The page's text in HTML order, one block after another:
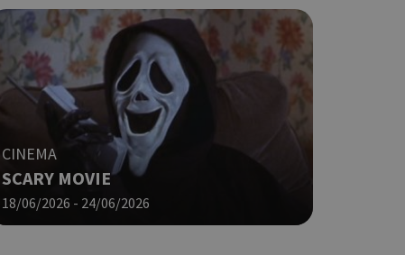
CINEMA
SCARY MOVIE
18/06/2026 - 24/06/2026